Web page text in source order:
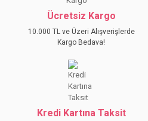
Ücretsiz Kargo
10.000 TL ve Üzeri Alışverişlerde
Kargo Bedava!
Kredi Kartına Taksit